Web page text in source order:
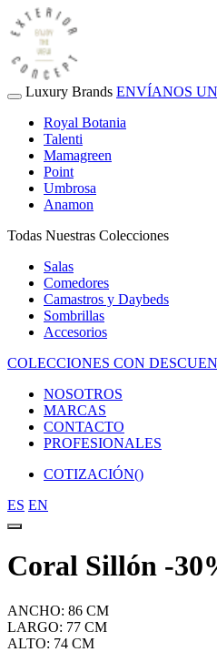
Luxury Brands ENVÍANOS
Royal Botania
Talenti
Mamagreen
Point
Umbrosa
Anamon
Todas Nuestras Colecciones
Salas
Comedores
Camastros y Daybeds
Sombrillas
Accesorios
COLECCIONES CON
NOSOTROS
MARCAS
CONTACTO
PROFESIONALES
COTIZACIÓN()
ES EN
Coral Sillón -
ANCHO: 86 CM
LARGO: 77 CM
ALTO: 74 CM